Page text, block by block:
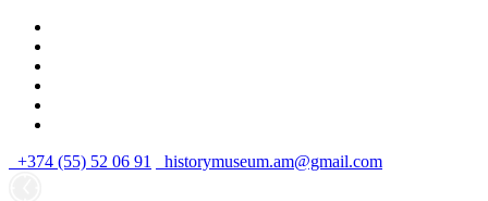
+374 (55) 52 06 91 historymuseum.am@gmail.com